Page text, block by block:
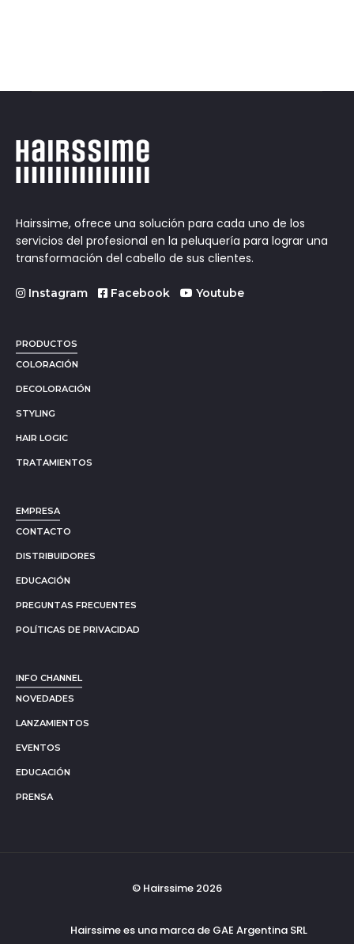
Hairssime, ofrece una solución para cada uno de los
servicios del profesional en la peluquería para lograr una
transformación del cabello de sus clientes.
Instagram Facebook Youtube
PRODUCTOS
COLORACIÓN
DECOLORACIÓN
STYLING
HAIR LOGIC
TRATAMIENTOS
EMPRESA
CONTACTO
DISTRIBUIDORES
EDUCACIÓN
PREGUNTAS FRECUENTES
POLÍTICAS DE PRIVACIDAD
INFO CHANNEL
NOVEDADES
LANZAMIENTOS
EVENTOS
EDUCACIÓN
PRENSA
© Hairssime 2026
Hairssime es una marca de GAE Argentina SRL